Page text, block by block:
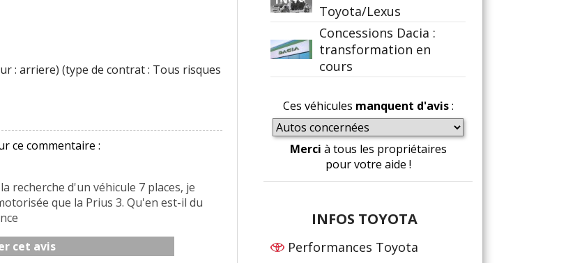
: arriere) (type de contrat : Tous risques
ce commentaire :
recherche d'un véhicule 7 places, je
que la Prius 3. Qu'en est-il du
cet avis
Toyota/Lexus
Concessions Dacia :
transformation en
cours
Ces véhicules manquent d'avis:
Merci à tous les propriétaires
pour votre aide !
INFOS TOYOTA
Performances Toyota